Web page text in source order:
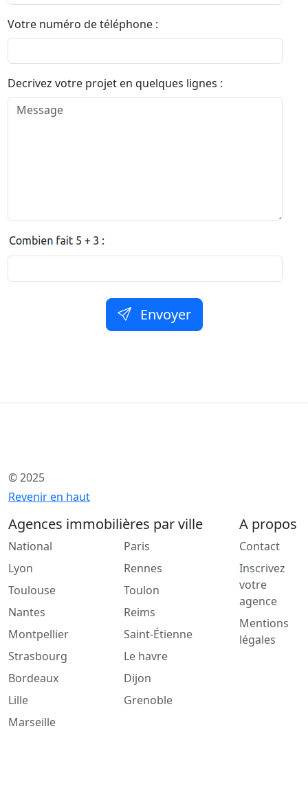
Votre numéro de téléphone :
Decrivez votre projet en quelques lignes :
Envoyer
© 2025
Revenir en haut
Agences immobilières par ville
National
Lyon
Toulouse
Nantes
Montpellier
Strasbourg
Bordeaux
Lille
Marseille
Paris
Rennes
Toulon
Reims
Saint-Étienne
Le havre
Dijon
Grenoble
A propos
Contact
Inscrivez
votre
agence
Mentions
légales